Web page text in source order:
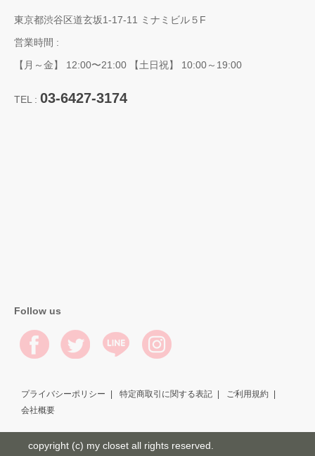
東京都渋谷区道玄坂1-17-11 ミナミビル５F
営業時間 :
【月～金】 12:00〜21:00 【土日祝】 10:00～19:00
TEL : 03-6427-3174
Follow us
プライバシーポリシー 特定商取引に関する表記
ご利用規約
会社概要
copyright (c) my closet all rights reserved.